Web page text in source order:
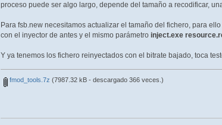
proceso puede ser algo largo, depende del tamaño a recodificar,
Para fsb.new necesitamos actualizar el tamaño del fichero, para
con el inyector de antes y el mismo parámetro inject.exe
Y ya tenemos los fichero reinyectados con el bitrate bajado, toca
fmod_tools.7z (7987.32 kB - descargado 366 veces.)